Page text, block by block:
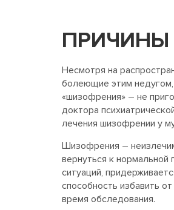
Несмотря на
болеющие этим недугом,
«шизофрения» – не
доктора
лечения шизофрении у
Шизофрения –
вернуться к нормальной
ситуаций,
способность избавить
время обследования.